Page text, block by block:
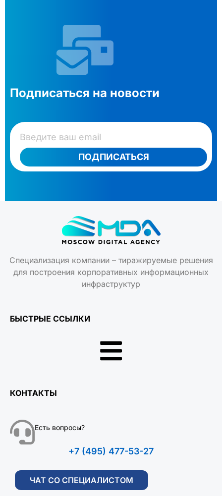
Подписаться на новости
ПОДПИСАТЬСЯ
Специализация компании – тиражируемые решения
для построения корпоративных информационных
инфраструктур
БЫСТРЫЕ ССЫЛКИ
КОНТАКТЫ
Есть вопросы?
+7 (495) 477-53-27
ЧАТ СО СПЕЦИАЛИСТОМ